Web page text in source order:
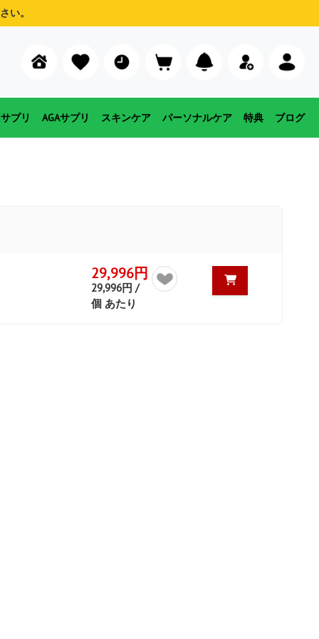
い。
プリ AGAサプリ スキンケア パーソナルケア 特典 ブログ
29,996円
29,996円 /
個 あたり